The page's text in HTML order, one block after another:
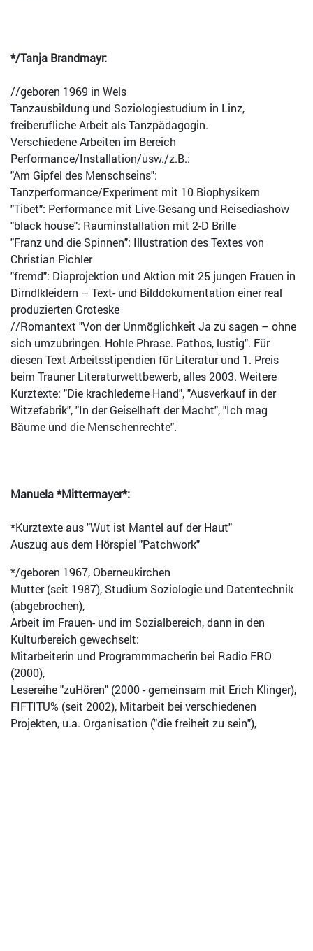
*/Tanja Brandmayr:
//geboren 1969 in Wels
Tanzausbildung und Soziologiestudium in Linz,
freiberufliche Arbeit als Tanzpädagogin.
Verschiedene Arbeiten im Bereich
Performance/Installation/usw./z.B.:
"Am Gipfel des Menschseins":
Tanzperformance/Experiment mit 10 Biophysikern
"Tibet": Performance mit Live-Gesang und Reisediashow
"black house": Rauminstallation mit 2-D Brille
"Franz und die Spinnen": Illustration des Textes von
Christian Pichler
"fremd": Diaprojektion und Aktion mit 25 jungen Frauen in
Dirndlkleidern – Text- und Bilddokumentation einer real
produzierten Groteske
//Romantext "Von der Unmöglichkeit Ja zu sagen – ohne
sich umzubringen. Hohle Phrase. Pathos, lustig". Für
diesen Text Arbeitsstipendien für Literatur und 1. Preis
beim Trauner Literaturwettbewerb, alles 2003. Weitere
Kurztexte: "Die krachlederne Hand", "Ausverkauf in der
Witzefabrik", "In der Geiselhaft der Macht", "Ich mag
Bäume und die Menschenrechte".
Manuela *Mittermayer*:
*Kurztexte aus "Wut ist Mantel auf der Haut"
Auszug aus dem Hörspiel "Patchwork"
*/geboren 1967, Oberneukirchen
Mutter (seit 1987), Studium Soziologie und Datentechnik
(abgebrochen),
Arbeit im Frauen- und im Sozialbereich, dann in den
Kulturbereich gewechselt:
Mitarbeiterin und Programmmacherin bei Radio FRO
(2000),
Lesereihe "zuHören" (2000 - gemeinsam mit Erich Klinger),
FIFTITU% (seit 2002), Mitarbeit bei verschiedenen
Projekten, u.a. Organisation ("die freiheit zu sein"),